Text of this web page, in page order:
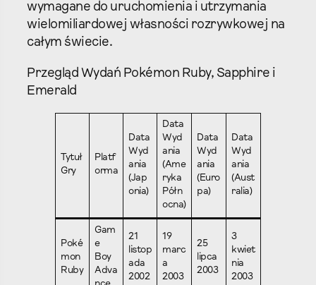
wymagane do uruchomienia i utrzymania
wielomiliardowej własności rozrywkowej na
całym świecie.
Przegląd Wydań Pokémon Ruby, Sapphire i
Emerald
Tytuł
Gry
Platf
orma
Data
Wyd
ania
(Jap
onia)
Data
Wyd
ania
(Ame
ryka
Półn
ocna)
Data
Wyd
ania
(Euro
pa)
Data
Wyd
ania
(Aust
ralia)
Poké
mon
Ruby
Gam
e
Boy
Adva
21
listop
ada
2002
19
marc
a
2003
25
lipca
2003
3
kwiet
nia
2003